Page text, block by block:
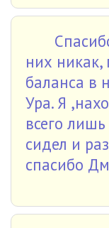
них никак,
баланса в
Ура. Я
всего
сидел и
спасибо